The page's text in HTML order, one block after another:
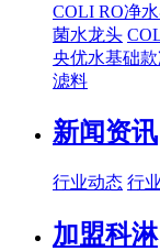
COLI RO净
菌水龙头
央优水基础
滤料
新闻资讯
行业动态 行
加盟科淋